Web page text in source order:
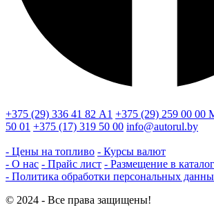
+375 (29) 336 41 82 А1 +375 (29) 259 00 00
50 01 +375 (17) 319 50 00 info@autorul.by
- Цены на топливо - Курсы валют
- О нас - Прайс лист - Размещение в
- Политика обработки персональных
© 2024 - Все права защищены!